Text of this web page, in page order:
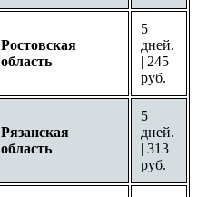
Ростовская
область
5
дней.
| 245
руб.
Рязанская
область
5
дней.
| 313
руб.